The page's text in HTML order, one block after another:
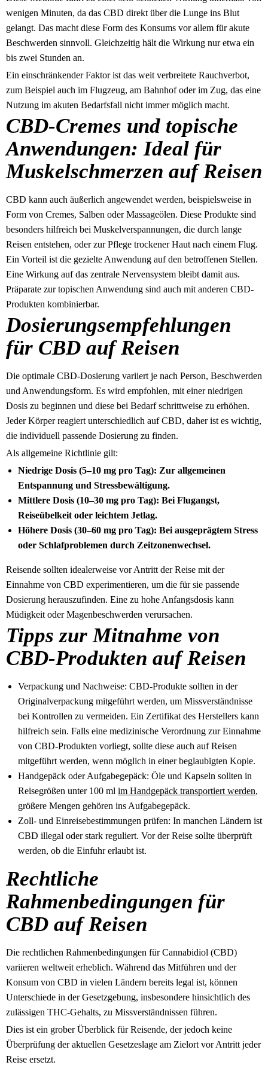
wenigen Minuten, da das CBD direkt über die Lunge ins Blut
gelangt. Das macht diese Form des Konsums vor allem für akute
Beschwerden sinnvoll. Gleichzeitig hält die Wirkung nur etwa ein
bis zwei Stunden an.
Ein einschränkender Faktor ist das weit verbreitete Rauchverbot,
zum Beispiel auch im Flugzeug, am Bahnhof oder im Zug, das eine
Nutzung im akuten Bedarfsfall nicht immer möglich macht.
CBD-Cremes und topische
Anwendungen: Ideal für
Muskelschmerzen auf Reisen
CBD kann auch äußerlich angewendet werden, beispielsweise in
Form von Cremes, Salben oder Massageölen. Diese Produkte sind
besonders hilfreich bei Muskelverspannungen, die durch lange
Reisen entstehen, oder zur Pflege trockener Haut nach einem Flug.
Ein Vorteil ist die gezielte Anwendung auf den betroffenen Stellen.
Eine Wirkung auf das zentrale Nervensystem bleibt damit aus.
Präparate zur topischen Anwendung sind auch mit anderen CBD-
Produkten kombinierbar.
Dosierungsempfehlungen
für CBD auf Reisen
Die optimale CBD-Dosierung variiert je nach Person, Beschwerden
und Anwendungsform. Es wird empfohlen, mit einer niedrigen
Dosis zu beginnen und diese bei Bedarf schrittweise zu erhöhen.
Jeder Körper reagiert unterschiedlich auf CBD, daher ist es wichtig,
die individuell passende Dosierung zu finden.
Als allgemeine Richtlinie gilt:
Niedrige Dosis (5–10 mg pro Tag): Zur allgemeinen
Entspannung und Stressbewältigung.
Mittlere Dosis (10–30 mg pro Tag): Bei Flugangst,
Reiseübelkeit oder leichtem Jetlag.
Höhere Dosis (30–60 mg pro Tag): Bei ausgeprägtem Stress
oder Schlafproblemen durch Zeitzonenwechsel.
Reisende sollten idealerweise vor Antritt der Reise mit der
Einnahme von CBD experimentieren, um die für sie passende
Dosierung herauszufinden. Eine zu hohe Anfangsdosis kann
Müdigkeit oder Magenbeschwerden verursachen.
Tipps zur Mitnahme von
CBD-Produkten auf Reisen
Verpackung und Nachweise: CBD-Produkte sollten in der
Originalverpackung mitgeführt werden, um Missverständnisse
bei Kontrollen zu vermeiden. Ein Zertifikat des Herstellers kann
hilfreich sein. Falls eine medizinische Verordnung zur Einnahme
von CBD-Produkten vorliegt, sollte diese auch auf Reisen
mitgeführt werden, wenn möglich in einer beglaubigten Kopie.
Handgepäck oder Aufgabegepäck: Öle und Kapseln sollten in
Reisegrößen unter 100 ml im Handgepäck transportiert werden,
größere Mengen gehören ins Aufgabegepäck.
Zoll- und Einreisebestimmungen prüfen: In manchen Ländern ist
CBD illegal oder stark reguliert. Vor der Reise sollte überprüft
werden, ob die Einfuhr erlaubt ist.
Rechtliche
Rahmenbedingungen für
CBD auf Reisen
Die rechtlichen Rahmenbedingungen für Cannabidiol (CBD)
variieren weltweit erheblich. Während das Mitführen und der
Konsum von CBD in vielen Ländern bereits legal ist, können
Unterschiede in der Gesetzgebung, insbesondere hinsichtlich des
zulässigen THC-Gehalts, zu Missverständnissen führen.
Dies ist ein grober Überblick für Reisende, der jedoch keine
Überprüfung der aktuellen Gesetzeslage am Zielort vor Antritt jeder
Reise ersetzt.